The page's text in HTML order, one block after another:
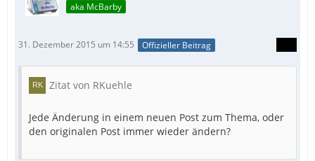
aka McBarby
31. Dezember 2015 um 14:55 Offizieller Beitrag
Zitat von RKuehle
Jede Änderung in einem neuen Post zum Thema, oder
den originalen Post immer wieder ändern?